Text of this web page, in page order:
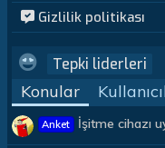
Gizlilik politikası
Tepki liderleri
Konular
Anket İşitme cihazı